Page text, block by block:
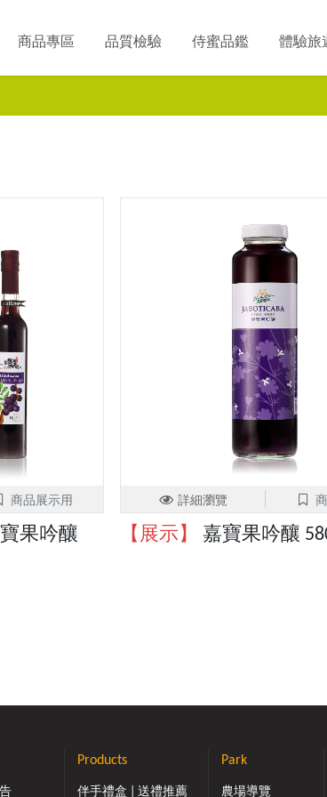
商品專區 品質檢驗 侍蜜品鑑 體驗旅
商品展示用
果吟釀
詳細瀏覽
【展示】 嘉寶果吟釀
Products
伴手禮盒 | 送禮推薦
Park
農場導覽